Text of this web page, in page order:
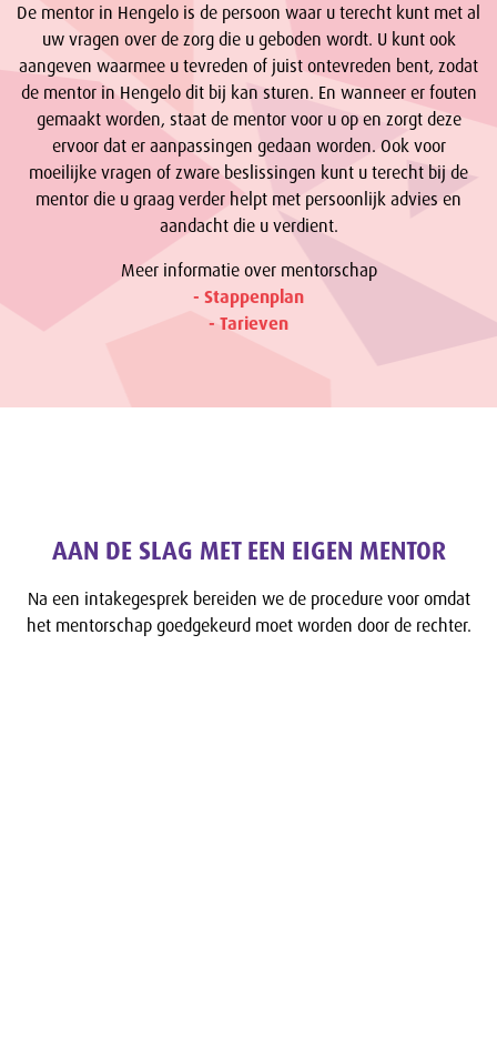
De mentor in Hengelo is de persoon waar u terecht kunt met al
uw vragen over de zorg die u geboden wordt. U kunt ook
aangeven waarmee u tevreden of juist ontevreden bent, zodat
de mentor in Hengelo dit bij kan sturen. En wanneer er fouten
gemaakt worden, staat de mentor voor u op en zorgt deze
ervoor dat er aanpassingen gedaan worden. Ook voor
moeilijke vragen of zware beslissingen kunt u terecht bij de
mentor die u graag verder helpt met persoonlijk advies en
aandacht die u verdient.
Meer informatie over mentorschap
- Stappenplan
- Tarieven
AAN DE SLAG MET EEN EIGEN MENTOR
Na een intakegesprek bereiden we de procedure voor omdat
het mentorschap goedgekeurd moet worden door de rechter.